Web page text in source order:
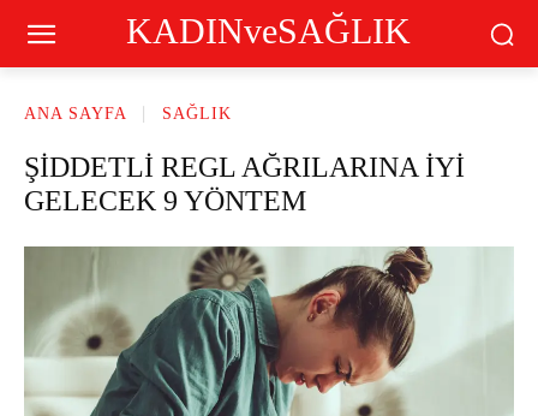
KADINveSAĞLIK
ANA SAYFA SAĞLIK
ŞİDDETLİ REGL AĞRILARINA İYİ
GELECEK 9 YÖNTEM